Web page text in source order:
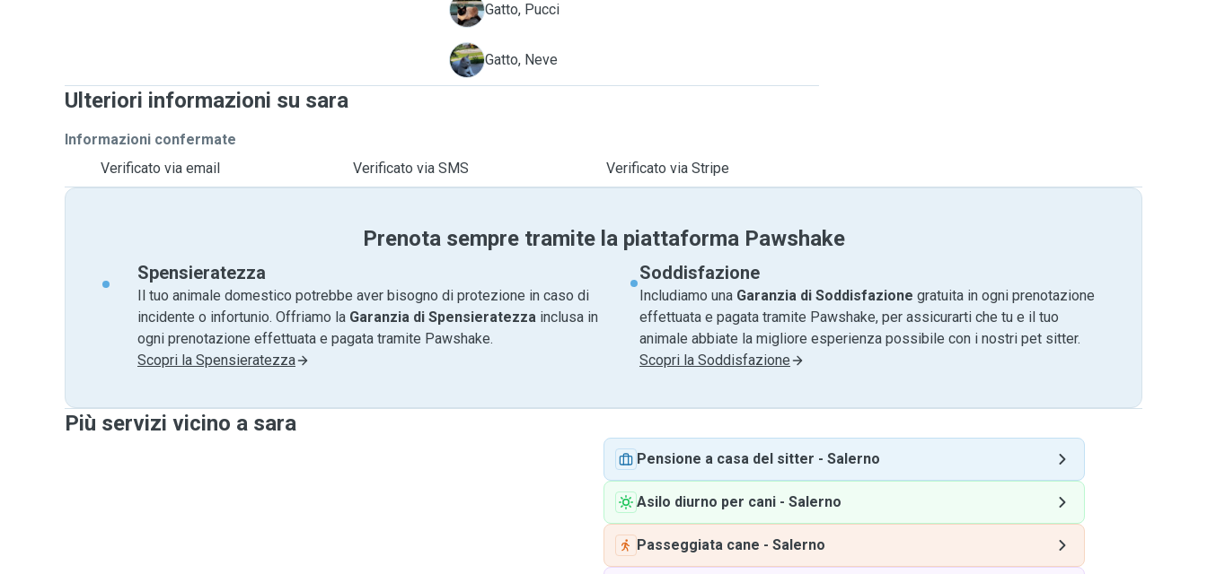
P Gatto, Pucci
N Gatto, Neve
Ulteriori informazioni su sara
Informazioni confermate
Verificato via email
Verificato via SMS Verificato via Stripe
Prenota sempre tramite la piattaforma Pawshake
Spensieratezza
Il tuo animale domestico potrebbe aver bisogno di protezione in caso di
incidente o infortunio. Offriamo la Garanzia di Spensieratezza inclusa in
ogni prenotazione effettuata e pagata tramite Pawshake.
Scopri la Spensieratezza
Soddisfazione
Includiamo una Garanzia di Soddisfazione gratuita in ogni prenotazione
effettuata e pagata tramite Pawshake, per assicurarti che tu e il tuo
animale abbiate la migliore esperienza possibile con i nostri pet sitter.
Scopri la Soddisfazione
Più servizi vicino a sara
Pensione a casa del sitter - Salerno
Asilo diurno per cani - Salerno
Passeggiata cane - Salerno